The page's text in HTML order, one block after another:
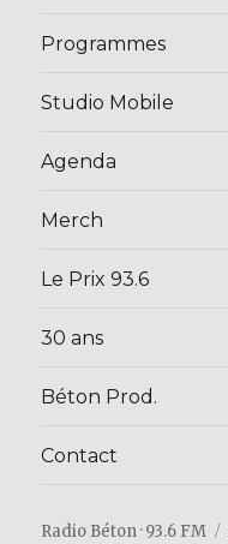
Programmes
Studio Mobile
Agenda
Merch
Le Prix 93.6
30 ans
Béton Prod.
Contact
Radio Béton · 93.6 FM